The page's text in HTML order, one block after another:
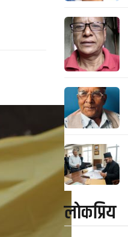
लाेकप्रिय